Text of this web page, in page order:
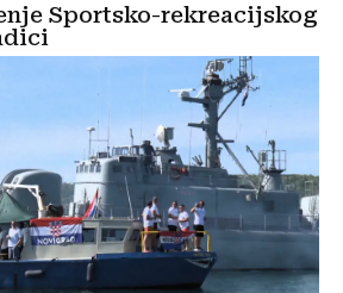
Sportsko-rekreacijskog